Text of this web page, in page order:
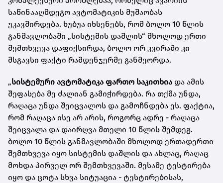
საწინააღმდეგო ავტომატიკის მუშაობას
უკავშირდება. ხუბუა იხსენებს, რომ ბოლო 10 წლის
განმავლობაში „სისტემის დაშლის“ მხოლოდ ერთი
შემთხვევა დაფიქსირდა, ბოლო ორ კვირაში კი
მსგავსი ფაქტი რამდენჯერმე განმეორდა.
„სისტემური ავტომატიკა ფართო საკითხია და ამის
შეფასება მე ძალიან გამიჭირდება. რა თქმა უნდა,
რაღაცა უნდა შეიცვალოს და გამოჩნდება ეს. ფაქტია,
რომ რაღაცა ისე არ არის, როგორც ადრე - რაღაცა
შეიცვალა და დაირღვა მთელი 10 წლის შემდეგ.
ბოლო 10 წლის განმავლობაში მხოლოდ ერთადერთი
შემთხვევა იყო სისტემის დაშლის და ახლაც, რაღაც
მოხდა პირველ ორ შემთხვევაში. მესამე ტესტირება
იყო და ცოტა სხვა სიტუაცია - ტესტირებისას,